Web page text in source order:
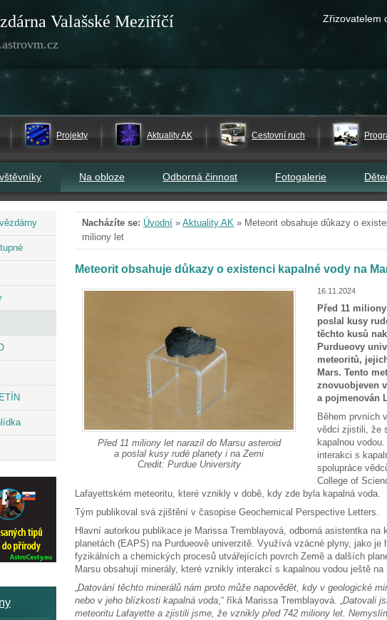
Valašské Meziříčí Zřizovatelem
Projekty Aktuality AK Cestovní ruch
Na obloze Odborná činnost Fotogalerie
Nacházíte se: Úvodní » Aktuality AK » Meteorit obsahuje důkazy o
miliony let
Meteorit obsahuje důkazy o existenci kapalné vody na
16.11.2024
Před 11 miliony let narazil do Marsu asteroid
a poslal kusy rudé planety i na Zemi
Credit: Purdue University
Před 11
poslal kusy
těchto kusů
Purdueovy
meteoritů,
Mars. Tento
znovuobjeven
a pojmenován
Během prvních
vědci zjistili, že
kapalnou
interakci s
spolupráce
College of
Lafayettském meteoritu, které vznikly v době, kdy zde byla kapalná voda.
Tým publikoval svá zjištění v časopise Geochemical Perspective Letters.
Hlavní autorkou publikace je Marissa Tremblayová, odborná asistentka na
planetách (EAPS) na Purdueově univerzitě. Využívá vzácné plyny, jako je
fyzikálních a chemických procesů utvářejících povrch Země a dalších
Marsu obsahují minerály, které vznikly interakcí s kapalnou vodou ještě na
„Datování těchto minerálů nám proto může napovědět, kdy v geologické
nebo v jeho blízkosti kapalná voda,“ říká Marissa Tremblayová. „Datovali
meteoritu Lafayette a zjistili jsme, že vznikly před 742 miliony let.